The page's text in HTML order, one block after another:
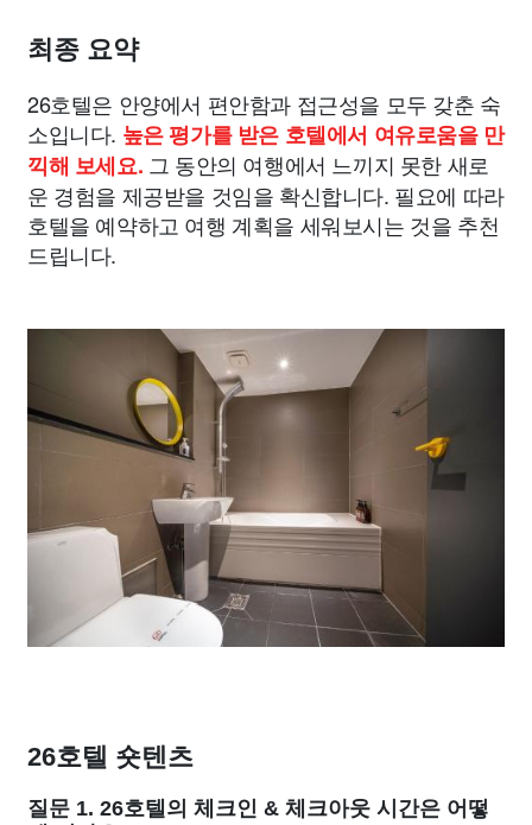
최종 요약
26호텔은 안양에서 편안함과 접근성을 모두 갖춘 숙
소입니다. 높은 평가를 받은 호텔에서 여유로움을 만
끽해 보세요. 그 동안의 여행에서 느끼지 못한 새로
운 경험을 제공받을 것임을 확신합니다. 필요에 따라
호텔을 예약하고 여행 계획을 세워보시는 것을 추천
드립니다.
26호텔 숏텐츠
질문 1. 26호텔의 체크인 & 체크아웃 시간은 어떻